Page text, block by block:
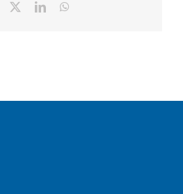
Facebook LinkedIn